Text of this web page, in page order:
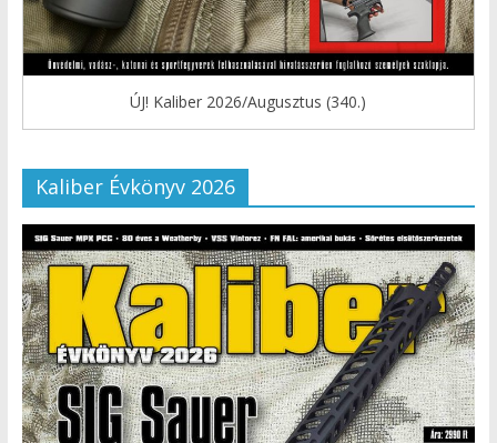
ÚJ! Kaliber 2026/Augusztus (340.)
Kaliber Évkönyv 2026